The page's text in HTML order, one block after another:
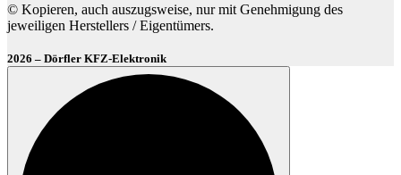
© Kopieren, auch auszugsweise, nur mit Genehmigung des
jeweiligen Herstellers / Eigentümers.
2026 – Dörfler KFZ-Elektronik